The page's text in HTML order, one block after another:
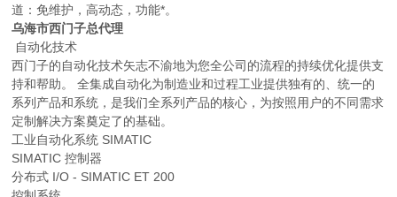
道：免维护，高动态，功能*。
乌海市西门子总代理
自动化技术
西门子的自动化技术矢志不渝地为您全公司的流程的持续优化提供支
持和帮助。 全集成自动化为制造业和过程工业提供独有的、统一的
系列产品和系统，是我们全系列产品的核心，为按照用户的不同需求
定制解决方案奠定了的基础。
工业自动化系统 SIMATIC
SIMATIC 控制器
分布式 I/O - SIMATIC ET 200